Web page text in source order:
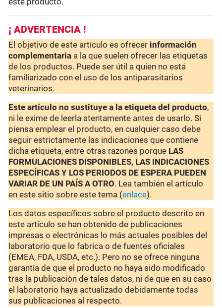
¡ ADVERTENCIA !
El objetivo de este artículo es ofrecer información
complementaria a la que suelen ofrecer las etiquetas
de los productos. Puede ser útil a quien no está
familiarizado con el uso de los antiparasitarios
veterinarios.
Este artículo no sustituye a la etiqueta del producto,
ni le exime de leerla atentamente antes de usarlo. Si
piensa emplear el producto, en cualquier caso debe
seguir estrictamente las indicaciones que contiene
dicha etiqueta, entre otras razones porque LAS
FORMULACIONES DISPONIBLES, LAS INDICACIONES
ESPECÍFICAS Y LOS PERIODOS DE ESPERA PUEDEN
VARIAR DE UN PAÍS A OTRO. Lea también el artículo
en este sitio sobre este tema (enlace).
Los datos específicos sobre el producto descrito en
este artículo se han obtenido de publicaciones
impresas o electrónicas lo más actuales posibles del
laboratorio que lo fabrica o de fuentes oficiales
(EMEA, FDA, USDA, etc.). Pero no se ofrece ninguna
garantía de que el producto no haya sido modificado
tras la publicación de tales datos, ni de que en su caso
el laboratorio haya actualizado debidamente todas
sus publicaciones al respecto.